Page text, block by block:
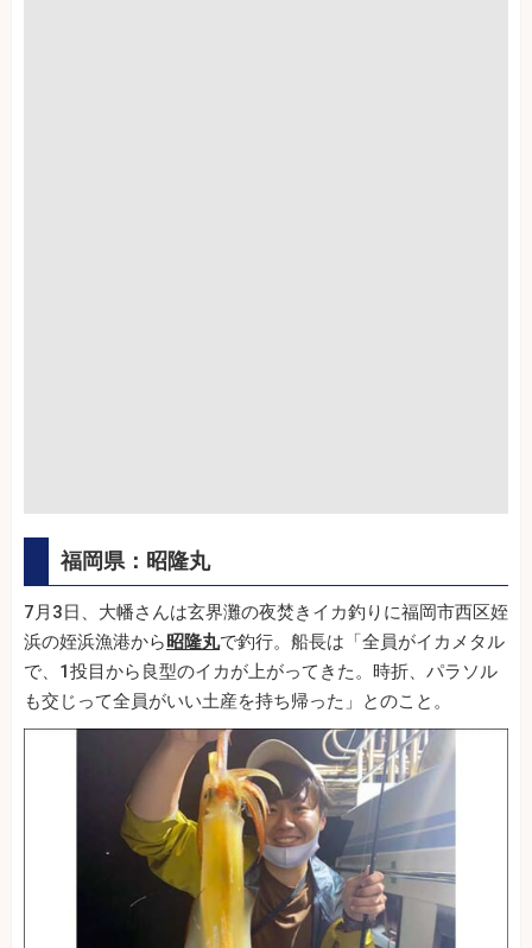
福岡県：昭隆丸
7月3日、大幡さんは玄界灘の夜焚きイカ釣りに福岡市西区姪
浜の姪浜漁港から昭隆丸で釣行。船長は「全員がイカメタル
で、1投目から良型のイカが上がってきた。時折、パラソル
も交じって全員がいい土産を持ち帰った」とのこと。